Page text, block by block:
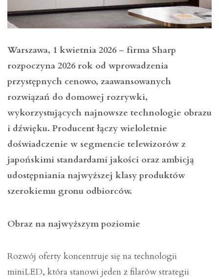
Warszawa, 1 kwietnia 2026– firma Sharp
rozpoczyna 2026 rok od wprowadzenia
przystępnych cenowo, zaawansowanych
rozwiązań do domowej rozrywki,
wykorzystujących najnowsze technologie obrazu
i dźwięku. Producent łączy wieloletnie
doświadczenie w segmencie telewizorów z
japońskimi standardami jakości oraz ambicją
udostępniania najwyższej klasy produktów
szerokiemu gronu odbiorców.
Obraz na najwyższym poziomie
Rozwój oferty koncentruje się na technologii
miniLED, która stanowi jeden z filarów strategii